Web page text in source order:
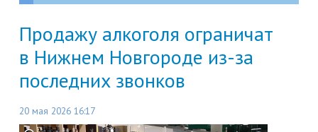
Продажу алкоголя ограничат
в Нижнем Новгороде из-за
последних звонков
20 мая 2026 16:17